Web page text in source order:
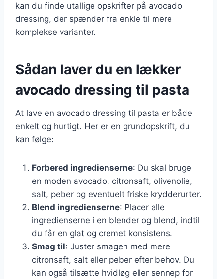
kan du finde utallige opskrifter på avocado
dressing, der spænder fra enkle til mere
komplekse varianter.
Sådan laver du en lækker
avocado dressing til pasta
At lave en avocado dressing til pasta er både
enkelt og hurtigt. Her er en grundopskrift, du
kan følge:
Forbered ingredienserne: Du skal bruge
en moden avocado, citronsaft, olivenolie,
salt, peber og eventuelt friske krydderurter.
Blend ingredienserne: Placer alle
ingredienserne i en blender og blend, indtil
du får en glat og cremet konsistens.
Smag til: Juster smagen med mere
citronsaft, salt eller peber efter behov. Du
kan også tilsætte hvidløg eller sennep for